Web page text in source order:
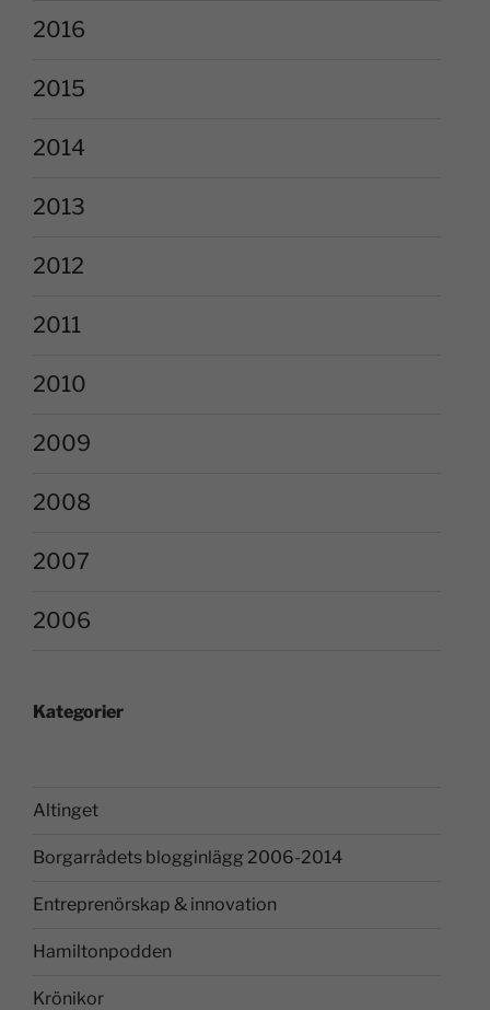
2016
2015
2014
2013
2012
2011
2010
2009
2008
2007
2006
Kategorier
Altinget
Borgarrådets blogginlägg 2006-2014
Entreprenörskap & innovation
Hamiltonpodden
Krönikor